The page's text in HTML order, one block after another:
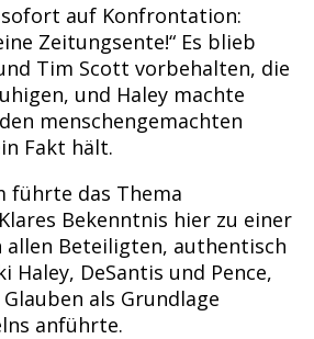
sofort auf Konfrontation:
Zeitungsente!“ Es blieb
Tim Scott vorbehalten, die
und Haley machte
menschengemachten
Fakt hält.
führte das Thema
Bekenntnis hier zu einer
Beteiligten, authentisch
Haley, DeSantis und Pence,
als Grundlage
anführte.